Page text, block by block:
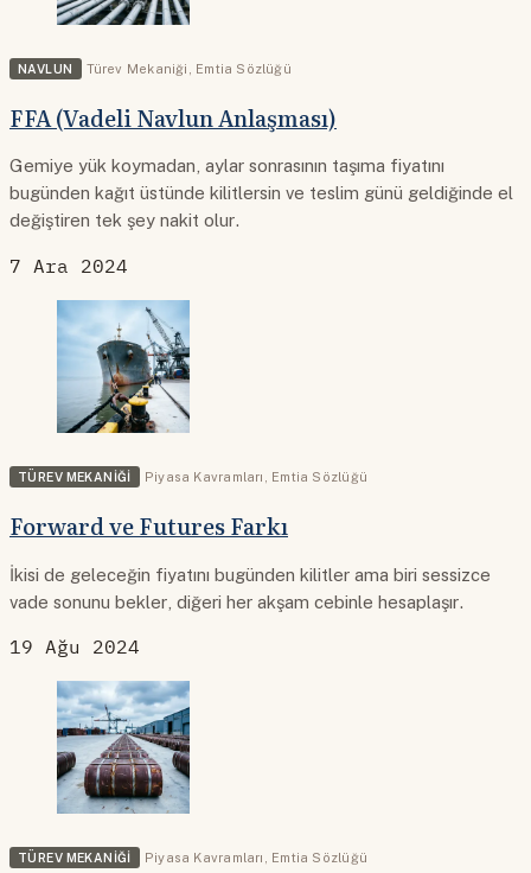
NAVLUN Türev Mekaniği Emtia Sözlüğü
FFA (Vadeli Navlun Anlaşması)
Gemiye yük koymadan, aylar sonrasının taşıma fiyatını
bugünden kağıt üstünde kilitlersin ve teslim günü geldiğinde el
değiştiren tek şey nakit olur.
7 Ara 2024
TÜREV MEKANIĞI Piyasa Kavramları Emtia Sözlüğü
Forward ve Futures Farkı
İkisi de geleceğin fiyatını bugünden kilitler ama biri sessizce
vade sonunu bekler, diğeri her akşam cebinle hesaplaşır.
19 Ağu 2024
TÜREV MEKANIĞI Piyasa Kavramları Emtia Sözlüğü